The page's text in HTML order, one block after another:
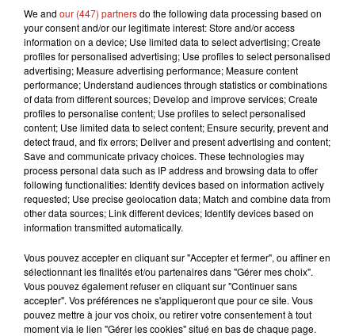
musical : « le reggaetonn’est pas mon ennemi
». D’ailleurs, selon la star uruguayenne de 54 ans,
il faut arrêter de pointer du doigt des artistes
comme Maluma ou encoreJBalvin, car «ils n’ont
pas inventé lereggaeton.C’est un rythme qui
vient d’Afrique, du Nord plus précisément, et c’est
merveilleux.Si nous n’aimons pas un certain type
de chansons, écrivons juste de meilleures
paroles, mais ne blâmons pas les artistes eux-
mêmes».Voilà qui est dit !
We and our (447) partnersdo the following data processing based on
your consent and/or our legitimate interest: Store and/or access
information on a device; Use limited data to select advertising; Create
profiles for personalised advertising; Use profiles to select personalised
advertising; Measure advertising performance; Measure content
performance; Understand audiences through statistics or combinations
of data from different sources; Develop and improve services; Create
profiles to personalise content; Use profiles to select personalised
content; Use limited data to select content; Ensure security, prevent and
detect fraud, and fix errors; Deliver and present advertising and content;
Save and communicate privacy choices. These technologies may
process personal data such as IP address and browsing data to offer
following functionalities: Identify devices based on information actively
requested; Use precise geolocation data; Match and combine data from
other data sources; Link different devices; Identify devices based on
information transmitted automatically.
Vous pouvez accepter en cliquant sur "Accepter et fermer", ou affiner en
sélectionnant les finalités et/ou partenaires dans "Gérer mes choix".
Vous pouvez également refuser en cliquant sur "Continuer sans
accepter". Vos préférences ne s'appliqueront que pour ce site. Vous
pouvez mettre à jour vos choix, ou retirer votre consentement à tout
moment via le lien "Gérer les cookies" situé en bas de chaque page.